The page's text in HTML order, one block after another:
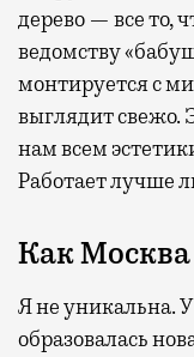
дерево — все то,
ведомству
монтируется с
выглядит свежо.
нам всем
Работает лучше
Как Москва
Я не уникальна.
образовалась